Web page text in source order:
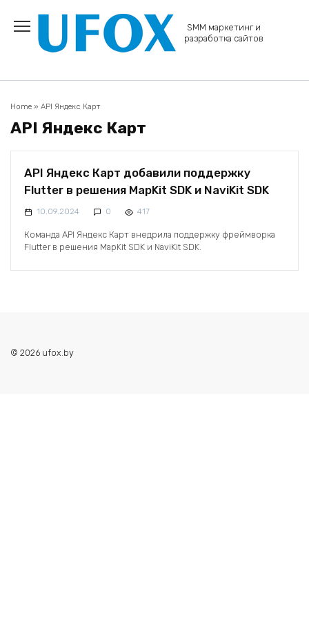
содержанию
SMM маркетинг и
разработка сайтов
Home » API Яндекс Карт
API Яндекс Карт
API Яндекс Карт добавили поддержку
Flutter в решения MapKit SDK и NaviKit SDK
10.09.2024 0 417
Команда API Яндекс Карт внедрила поддержку фреймворка
Flutter в решения MapKit SDK и NaviKit SDK.
© 2026 ufox.by